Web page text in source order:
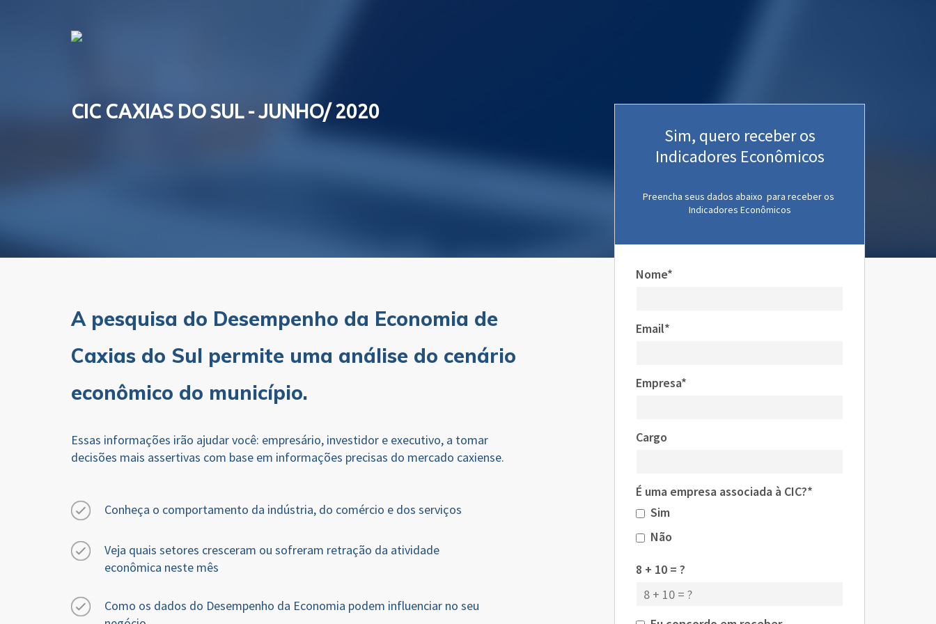
CIC CAXIAS DO SUL - JUNHO/ 2020
A pesquisa do Desempenho da Economia de
Caxias do Sul permite uma análise do cenário
econômico do município.
Essas informações irão ajudar você: empresário, investidor e executivo, a tomar
decisões mais assertivas com base em informações precisas do mercado caxiense.
Conheça o comportamento da indústria, do comércio e dos serviços
Veja quais setores cresceram ou sofreram retração da atividade
econômica neste mês
Como os dados do Desempenho da Economia podem influenciar no seu
Sim, quero receber os
Indicadores Econômicos
Preencha seus dados abaixo para receber os
Indicadores Econômicos
Nome*
Email*
Empresa*
Cargo
É uma empresa associada à CIC?*
Sim
Não
8 + 10 = ?